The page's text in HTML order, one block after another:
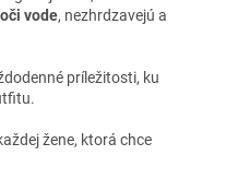
vode, nezhrdzavejú a
príležitosti, ku
žene, ktorá chce